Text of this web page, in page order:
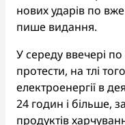
нових ударів по
пише видання.
У середу ввечері по
протести, на тлі
електроенергії в
24 годин і більше,
продуктів